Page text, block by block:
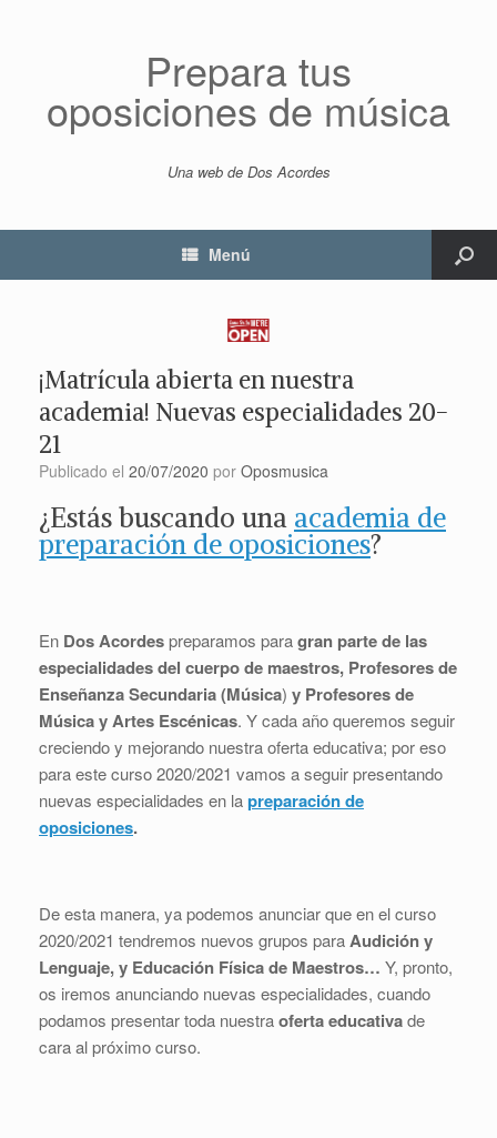
Prepara tus
oposiciones de música
Una web de Dos Acordes
Menú
¡Matrícula abierta en nuestra
academia! Nuevas especialidades 20-
21
Publicado el 20/07/2020 por Oposmusica
¿Estás buscando una academia de
preparación de oposiciones?
En Dos Acordespreparamos paragran parte de las
especialidades del cuerpo de maestros, Profesores de
Enseñanza Secundaria (Música) y Profesores de
Música y Artes Escénicas. Y cada año queremos seguir
creciendo y mejorando nuestra oferta educativa; por eso
para este curso 2020/2021 vamos a seguir presentando
nuevas especialidades en lapreparación de
oposiciones.
De esta manera, ya podemos anunciar que en el curso
2020/2021 tendremos nuevos grupos paraAudición y
Lenguaje, y Educación Física de Maestros… Y, pronto,
os iremos anunciando nuevas especialidades, cuando
podamos presentar toda nuestraoferta educativade
cara al próximo curso.